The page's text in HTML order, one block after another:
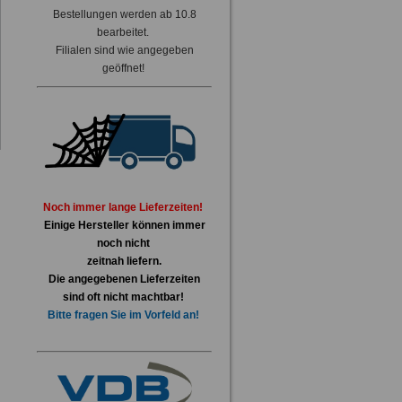
Bestellungen werden ab 10.8
bearbeitet.
Filialen sind wie angegeben
geöffnet!
Noch immer lange Lieferzeiten!
Einige Hersteller können immer
noch nicht
zeitnah liefern.
Die angegebenen Lieferzeiten
sind oft nicht machtbar!
Bitte fragen Sie im Vorfeld an!